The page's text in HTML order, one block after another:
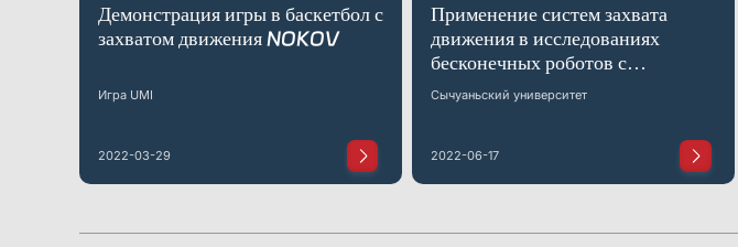
Демонстрация игры в баскетбол с
захватом движения NOKOV
Игра UMI
2022-03-29
Применение систем захвата
движения в исследованиях
бесконечных роботов с
проводным управлением
Сычуаньский университет
2022-06-17